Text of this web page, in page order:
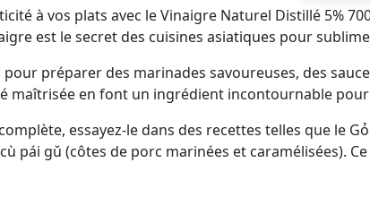
à vos plats avec le Vinaigre Naturel Distillé 5%
est le secret des cuisines asiatiques pour
préparer des marinades savoureuses, des
maîtrisée en font un ingrédient incontournable
essayez-le dans des recettes telles que le
pái gǔ (côtes de porc marinées et caramélisées).